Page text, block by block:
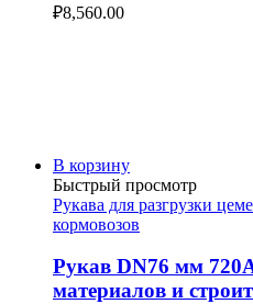
₽8,560.00
В корзину
Быстрый просмотр
Рукава для разгрузки
кормовозов
Рукав DN76 мм
материалов и